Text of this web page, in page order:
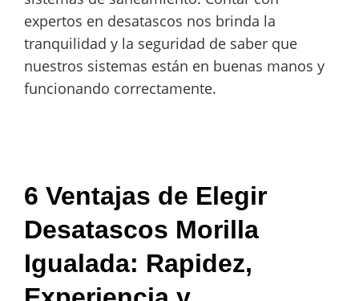
expertos en desatascos nos brinda la
tranquilidad y la seguridad de saber que
nuestros sistemas están en buenas manos y
funcionando correctamente.
6 Ventajas de Elegir
Desatascos Morilla
Igualada: Rapidez,